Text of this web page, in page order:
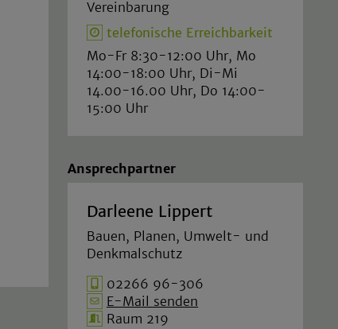
Vereinbarung
telefonische Erreichbarkeit
Mo-Fr 8:30-12:00 Uhr, Mo
14:00-18:00 Uhr, Di-Mi
14.00-16.00 Uhr, Do 14:00-
15:00 Uhr
Ansprechpartner
Darleene Lippert
Bauen, Planen, Umwelt- und
Denkmalschutz
02266 96-306
E-Mail senden
Raum 219